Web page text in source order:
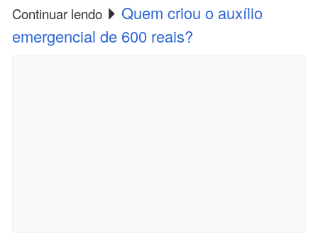
Continuar lendo
Quem criou o auxílio
emergencial de 600 reais?